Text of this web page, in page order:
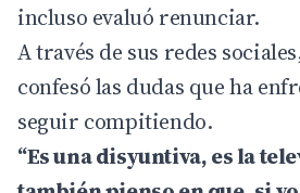
incluso evaluó renunciar.
A través de sus redes
confesó las dudas que ha
seguir compitiendo.
“Es una disyuntiva, es la